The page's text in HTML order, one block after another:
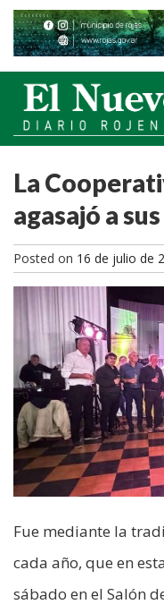
La
agasajó a
Posted on 16 de julio de
Fue mediante la
cada año, que en
sábado en el Salón